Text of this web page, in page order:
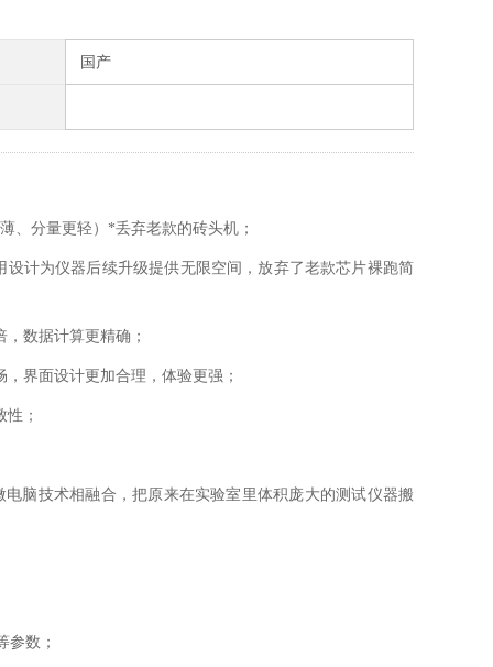
国产
、分量更轻）*丢弃老款的砖头机；
计为仪器后续升级提供无限空间，放弃了老款芯片裸跑简
数据计算更精确；
界面设计更加合理，体验更强；
；
脑技术相融合，把原来在实验室里体积庞大的测试仪器搬
参数；